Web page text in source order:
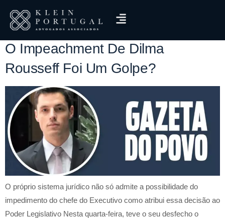
Tag:Impeachment
O Impeachment De Dilma
Rousseff Foi Um Golpe?
O próprio sistema jurídico não só admite a possibilidade do
impedimento do chefe do Executivo como atribui essa decisão ao
Poder Legislativo Nesta quarta-feira, teve o seu desfecho o